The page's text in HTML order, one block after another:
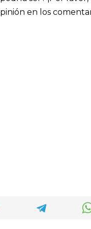
en los